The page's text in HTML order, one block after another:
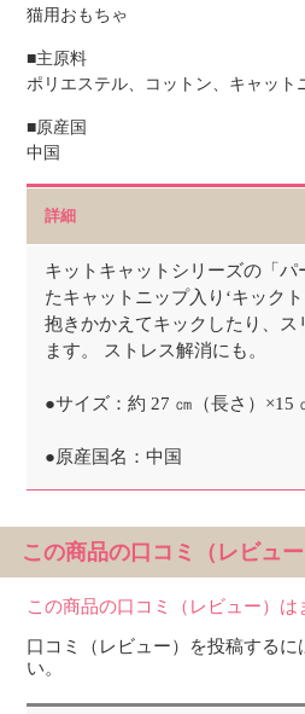
猫用おもちゃ
■主原料
ポリエステル、コットン、キャット
■原産国
中国
詳細
キットキャットシリーズの「パ
たキャットニップ入り‘キックト
抱きかかえてキックしたり、
ます。 ストレス解消にも。
●サイズ：約 27 ㎝（長さ）×15
●原産国名：中国
この商品の口コミ（レビュー
この商品の口コミ（レビュー）は
口コミ（レビュー）を投稿するに
い。